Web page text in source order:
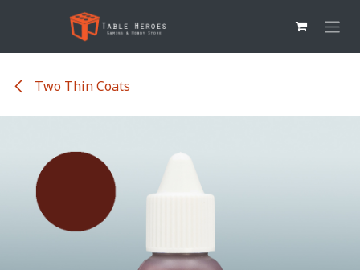
Overslaan naar inhoud
Two Thin Coats